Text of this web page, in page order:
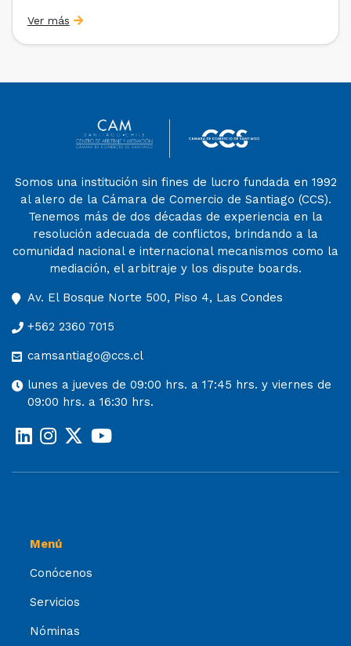
entre 2023 y 2025 ganaron el «Pre-Moot del CAM
Santiago», […]
Ver más
Somos una institución sin fines de lucro fundada en 1992
al alero de la Cámara de Comercio de Santiago (CCS).
Tenemos más de dos décadas de experiencia en la
resolución adecuada de conflictos, brindando a la
comunidad nacional e internacional mecanismos como la
mediación, el arbitraje y los dispute boards.
Av. El Bosque Norte 500, Piso 4, Las Condes
+562 2360 7015
camsantiago@ccs.cl
lunes a jueves de 09:00 hrs. a 17:45 hrs. y viernes de
09:00 hrs. a 16:30 hrs.
Menú
Conócenos
Servicios
Nóminas